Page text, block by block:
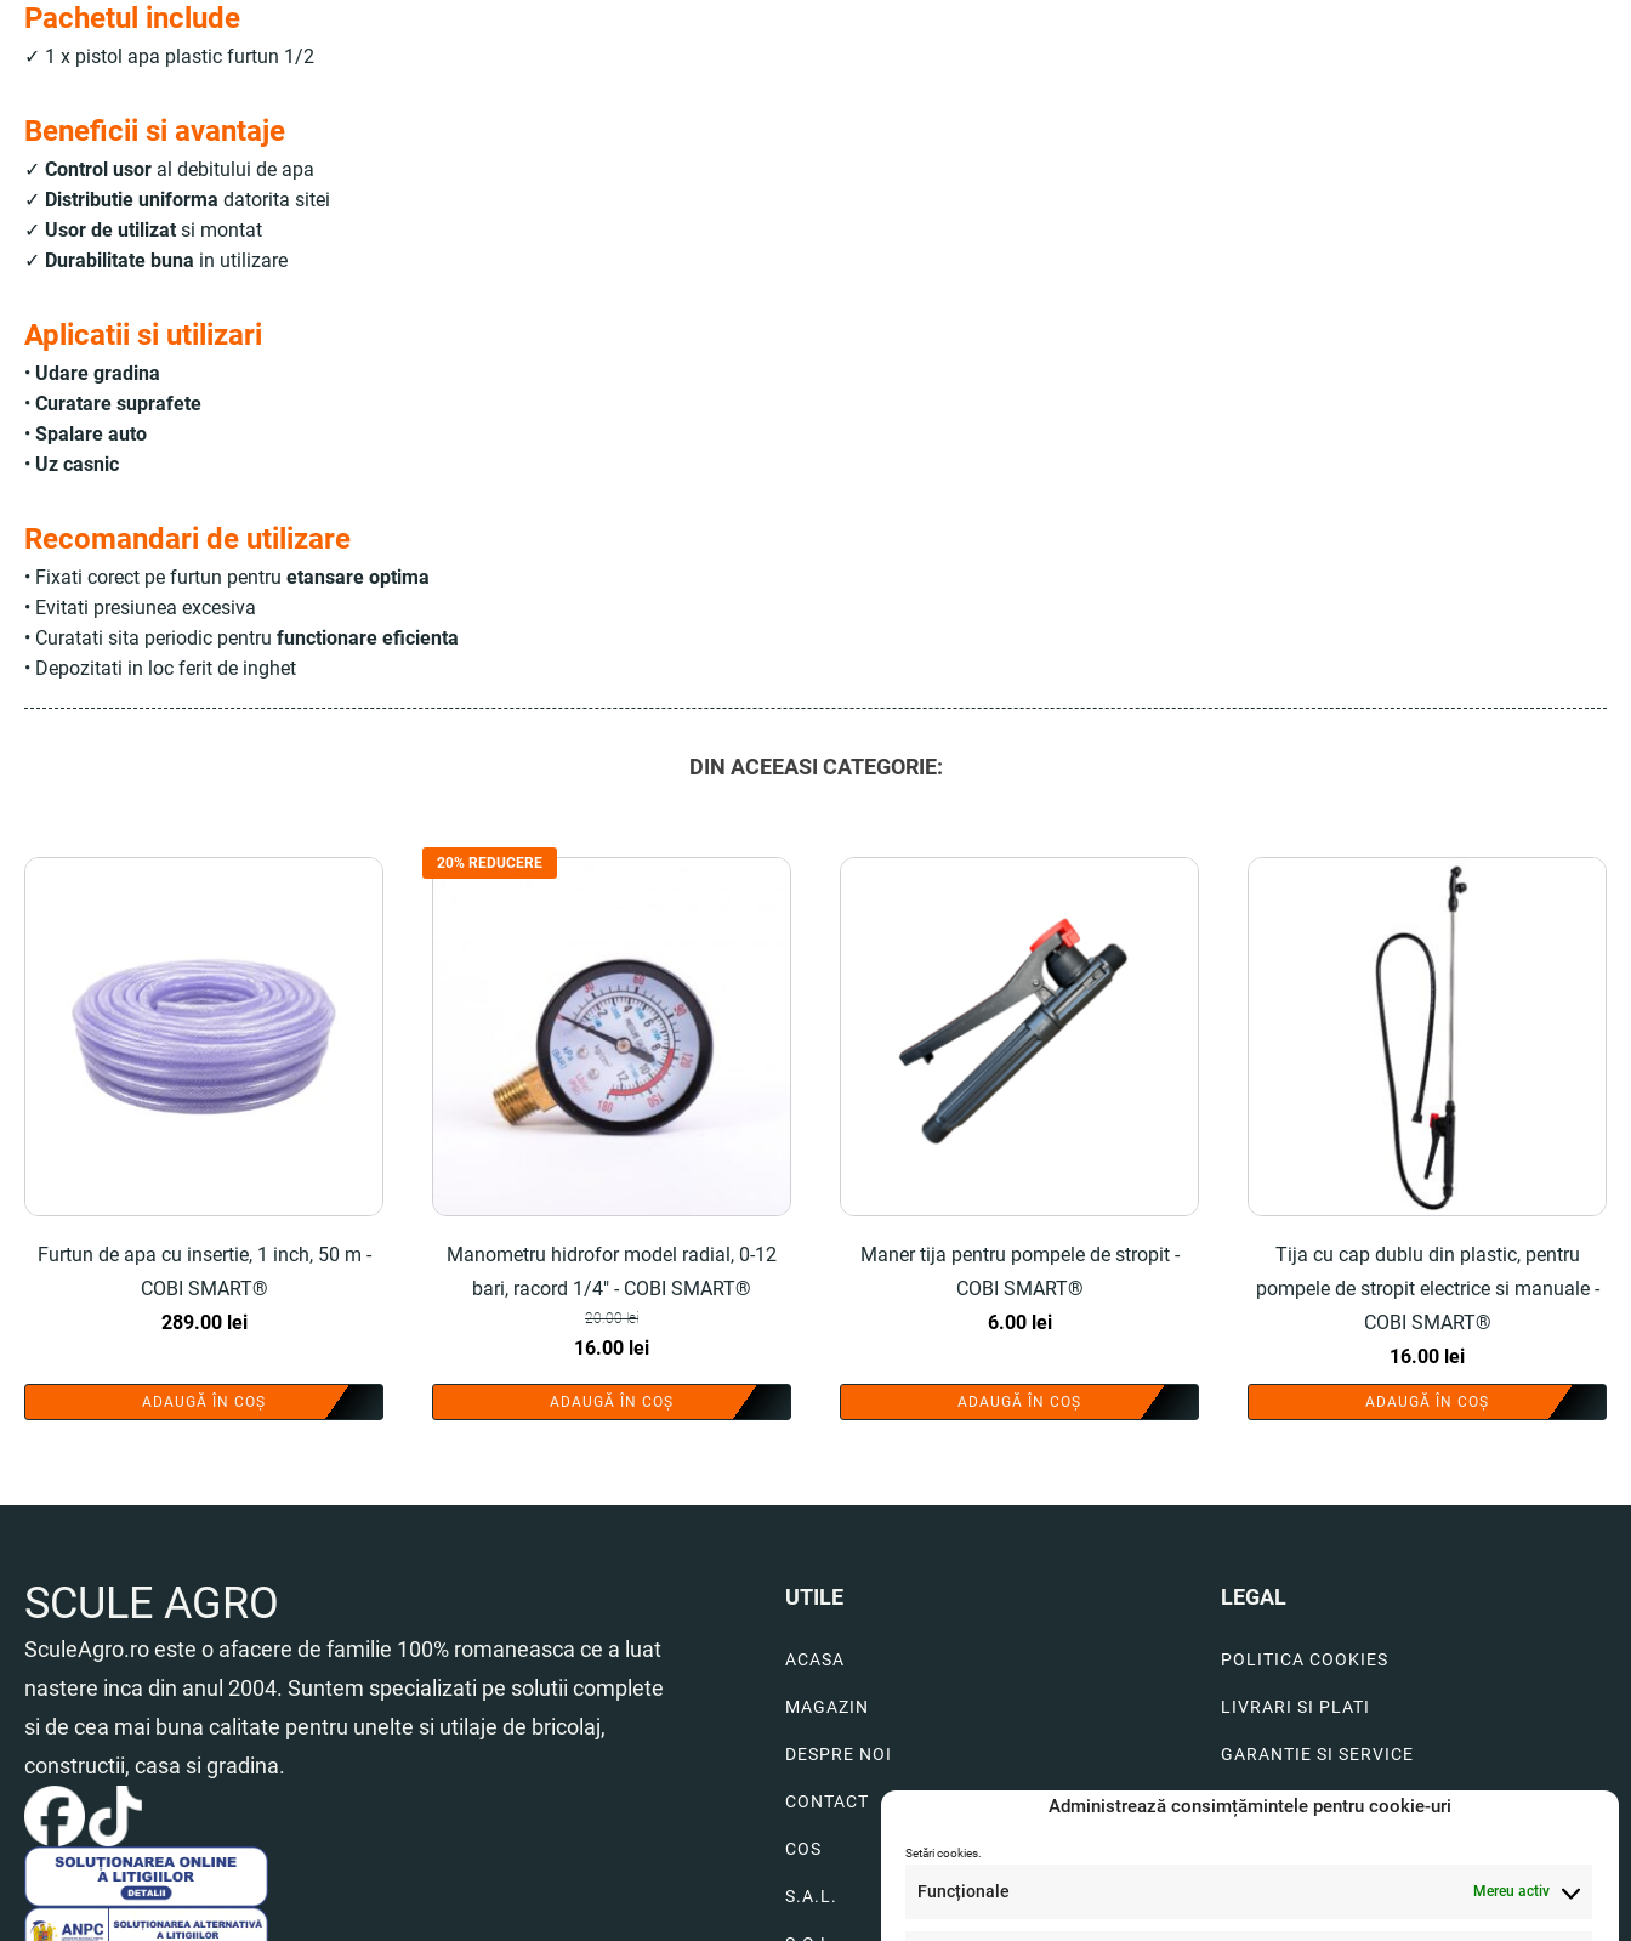
Administrează consimțămintele pentru cookie-uri
Setări cookies.
Funcționale Mereu activ
Pachetul include
✓ 1 x pistol apa plastic furtun 1/2
Beneficii si avantaje
✓ Control usor al debitului de apa
✓ Distributie uniforma datorita sitei
✓ Usor de utilizat si montat
✓ Durabilitate buna in utilizare
Aplicatii si utilizari
• Udare gradina
• Curatare suprafete
• Spalare auto
• Uz casnic
Recomandari de utilizare
• Fixati corect pe furtun pentru etansare optima
• Evitati presiunea excesiva
• Curatati sita periodic pentru functionare eficienta
• Depozitati in loc ferit de inghet
DIN ACEEASI CATEGORIE:
Furtun de apa cu insertie, 1 inch, 50 m -
COBI SMART®
289.00 lei
ADAUGĂ ÎN COȘ
20% REDUCERE
Manometru hidrofor model radial, 0-12
bari, racord 1/4" - COBI SMART®
20.00lei
Prețul
inițial
a
16.00 leiPrețul
curent
este:
ADAUGĂ ÎN COȘ
Maner tija pentru pompele de stropit -
COBI SMART®
6.00 lei
ADAUGĂ ÎN COȘ
Tija cu cap dublu din plastic, pentru
pompele de stropit electrice si manuale -
COBI SMART®
16.00 lei
ADAUGĂ ÎN COȘ
SCULE AGRO
SculeAgro.ro este o afacere de familie 100% romaneasca ce a luat
nastere inca din anul 2004. Suntem specializati pe solutii complete
si de cea mai buna calitate pentru unelte si utilaje de bricolaj,
constructii, casa si gradina.
UTILE
ACASA
MAGAZIN
DESPRE NOI
CONTACT
COS
S.A.L.
LEGAL
POLITICA COOKIES
LIVRARI SI PLATI
GARANTIE SI SERVICE
FORMULAR SERVICE